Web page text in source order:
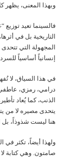
وبهذا المعنى، يظهر
فالسينما تعيد توزيع
التاريخية بل في
المجهولة التي
إنسانياً أساسياً
في هذا السياق، لا
درامي، رمزي،
الذنب، كما يُعاد
يتحدى مصيره لا من
هنا ليست شذوذاً،
ولهذا أيضاً، تكثر في
صامتون. وهي كتابة